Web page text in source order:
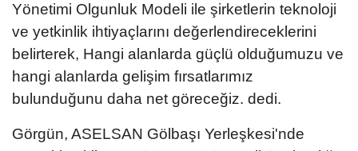
Yönetimi Olgunluk Modeli ile şirketlerin teknoloji
ve yetkinlik ihtiyaçlarını değerlendireceklerini
belirterek, Hangi alanlarda güçlü olduğumuzu ve
hangi alanlarda gelişim fırsatlarımız
bulunduğunu daha net göreceğiz. dedi.
Görgün, ASELSAN Gölbaşı Yerleşkesi'nde